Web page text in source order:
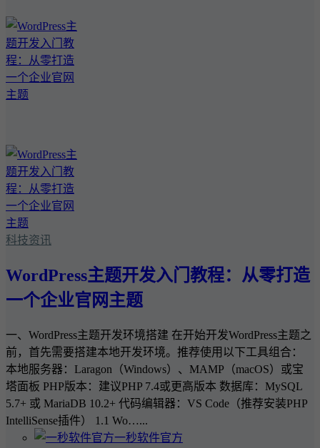
科技资讯
WordPress主题开发入门教程：从零打造
一个企业官网主题
一、WordPress主题开发环境搭建 在开始开发WordPress主题之
前，首先需要搭建本地开发环境。推荐使用以下工具组合：
本地服务器：Laragon（Windows）、MAMP（macOS）或宝
塔面板 PHP版本：建议PHP 7.4或更高版本 数据库：MySQL
5.7+ 或 MariaDB 10.2+ 代码编辑器：VS Code（推荐安装PHP
IntelliSense插件） 1.1 Wo…...
一秒软件官方